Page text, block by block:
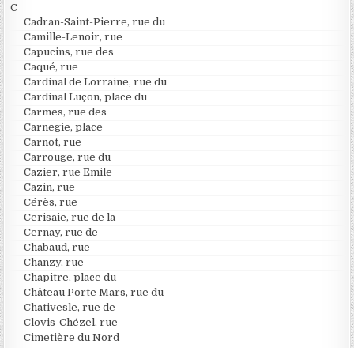
C
Cadran-Saint-Pierre, rue du
Camille-Lenoir, rue
Capucins, rue des
Caqué, rue
Cardinal de Lorraine, rue du
Cardinal Luçon, place du
Carmes, rue des
Carnegie, place
Carnot, rue
Carrouge, rue du
Cazier, rue Emile
Cazin, rue
Cérès, rue
Cerisaie, rue de la
Cernay, rue de
Chabaud, rue
Chanzy, rue
Chapitre, place du
Château Porte Mars, rue du
Chativesle, rue de
Clovis-Chézel, rue
Cimetière du Nord